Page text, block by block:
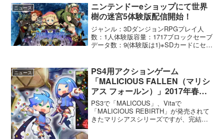
ニュース
ニンテンドーeショップにて世界
樹の迷宮5体験版配信開始！
ジャンル：3DダンジョンRPGプレイ人
数：1人体験版容量：1717ブロックセーブ
データ数：9(体験版は1)※SDカードにセー
信が開始されました。
ニュース
PS4用アクションゲーム
「MALICIOUS FALLEN（マリシ
アス フォールン）」2017年春配
信＆公式ティザートレーラー公開
PS3で「MALICOUS」、Vitaで
「MALICIOUS REBIRTH」が発売されて
きたマリシアスシリーズですが、完結編